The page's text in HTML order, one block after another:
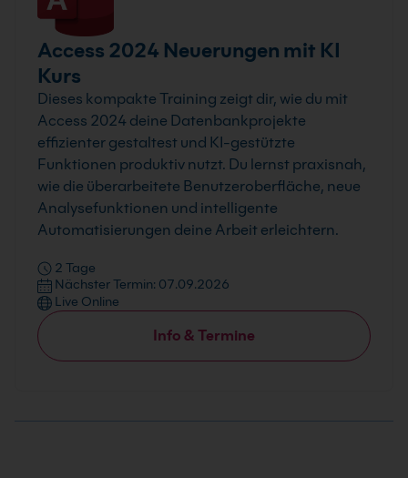
Access 2024 Neuerungen mit KI
Kurs
Dieses kompakte Training zeigt dir, wie du mit
Access 2024 deine Datenbankprojekte
effizienter gestaltest und KI-gestützte
Funktionen produktiv nutzt. Du lernst praxisnah,
wie die überarbeitete Benutzeroberfläche, neue
Analysefunktionen und intelligente
Automatisierungen deine Arbeit erleichtern.
2 Tage
Nächster Termin: 07.09.2026
Live Online
Info & Termine